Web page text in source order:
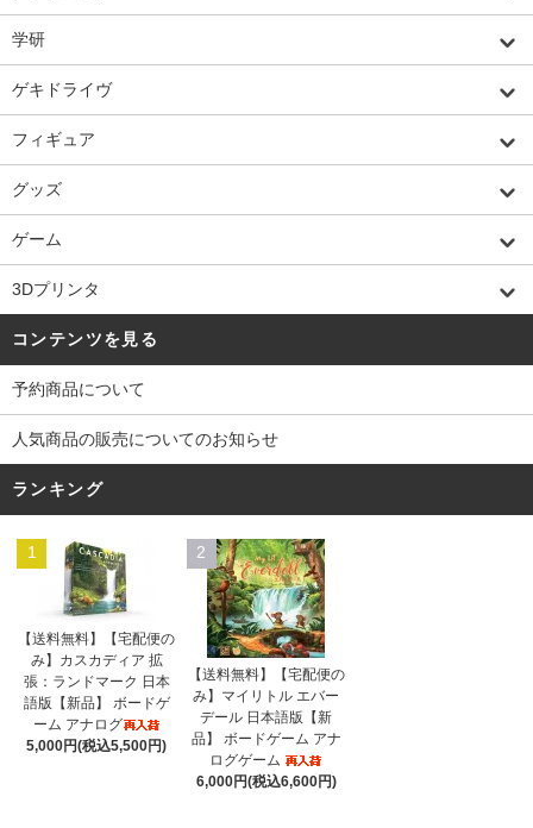
学研
ゲキドライヴ
フィギュア
グッズ
ゲーム
3Dプリンタ
コンテンツを見る
予約商品について
人気商品の販売についてのお知らせ
ランキング
1
【送料無料】【宅配便の
み】カスカディア 拡
張：ランドマーク 日本
語版【新品】 ボードゲ
ーム アナログ
5,000円(税込5,500円)
2
【送料無料】【宅配便の
み】マイリトル エバー
デール 日本語版【新
品】 ボードゲーム アナ
ログゲーム
6,000円(税込6,600円)